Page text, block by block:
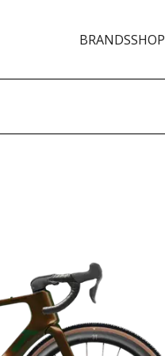
BRANDSSHOP